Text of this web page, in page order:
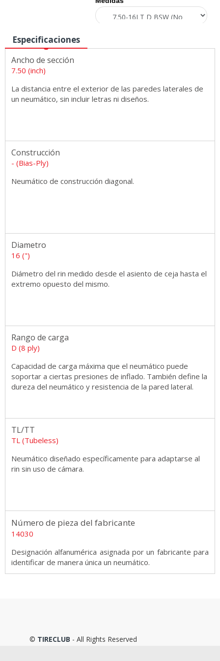
Especificaciones
Ancho de sección
7.50 (inch)
La distancia entre el exterior de las paredes laterales de
un neumático, sin incluir letras ni diseños.
Construcción
- (Bias-Ply)
Neumático de construcción diagonal.
Diametro
16 (")
Diámetro del rin medido desde el asiento de ceja hasta el
extremo opuesto del mismo.
Rango de carga
D (8 ply)
Capacidad de carga máxima que el neumático puede
soportar a ciertas presiones de inflado. También define la
dureza del neumático y resistencia de la pared lateral.
TL/TT
TL (Tubeless)
Neumático diseñado específicamente para adaptarse al
rin sin uso de cámara.
Número de pieza del fabricante
14030
Designación alfanumérica asignada por un fabricante para
identificar de manera única un neumático.
© TIRECLUB - All Rights Reserved